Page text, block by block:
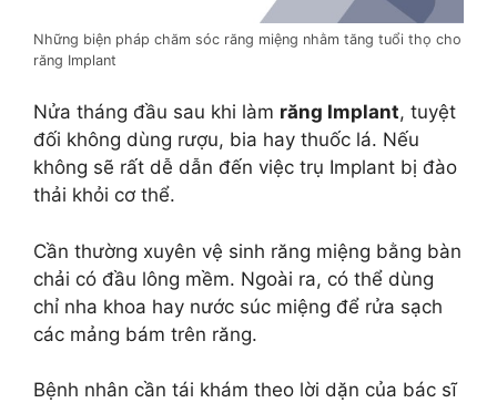
Những biện pháp chăm sóc răng miệng nhằm tăng tuổi thọ cho
răng Implant
Nửa tháng đầu sau khi làm răng Implant, tuyệt
đối không dùng rượu, bia hay thuốc lá. Nếu
không sẽ rất dễ dẫn đến việc trụ Implant bị đào
thải khỏi cơ thể.
Cần thường xuyên vệ sinh răng miệng bằng bàn
chải có đầu lông mềm. Ngoài ra, có thể dùng
chỉ nha khoa hay nước súc miệng để rửa sạch
các mảng bám trên răng.
Bệnh nhân cần tái khám theo lời dặn của bác sĩ